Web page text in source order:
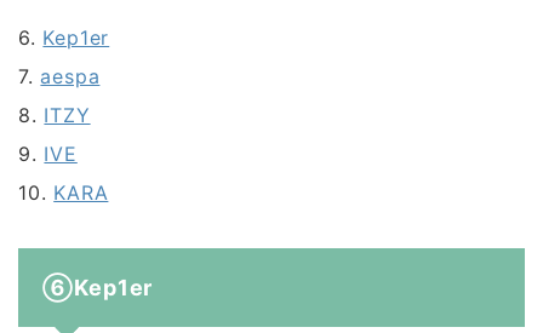
6. Kep1er
7.aespa
8. ITZY
9. IVE
10. KARA
⑥Kep1er